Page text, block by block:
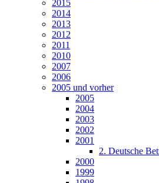
2015
2014
2013
2012
2011
2010
2007
2006
2005 und vorher
2005
2004
2003
2002
2001
2. Deutsche
2000
1999